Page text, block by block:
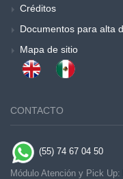
Créditos
Documentos para alta
Mapa de sitio
CONTACTO
(55) 74 67 04 50
Módulo Atención y Pick Up: